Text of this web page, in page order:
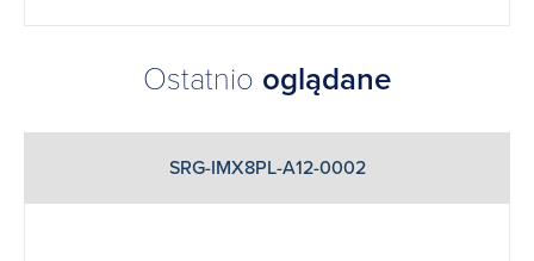
Ostatnio oglądane
SRG-IMX8PL-A12-0002